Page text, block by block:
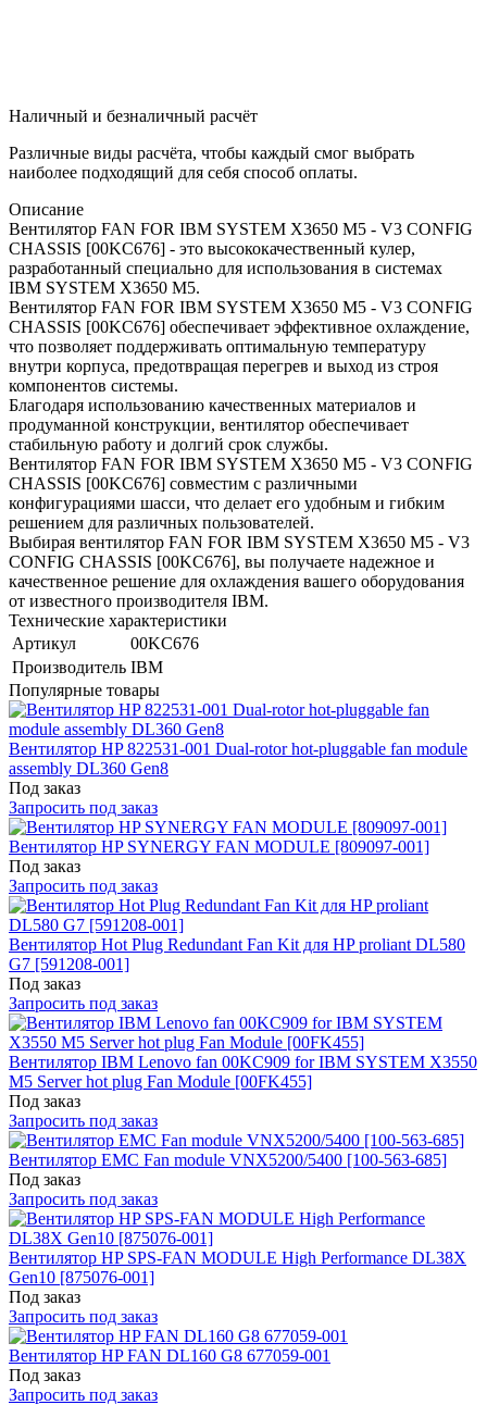
Наличный и безналичный расчёт
Различные виды расчёта, чтобы каждый смог выбрать
наиболее подходящий для себя способ оплаты.
Описание
Вентилятор FAN FOR IBM SYSTEM X3650 M5 - V3 CONFIG
CHASSIS [00KC676] - это высококачественный кулер,
разработанный специально для использования в системах
IBM SYSTEM X3650 M5.
Вентилятор FAN FOR IBM SYSTEM X3650 M5 - V3 CONFIG
CHASSIS [00KC676] обеспечивает эффективное охлаждение,
что позволяет поддерживать оптимальную температуру
внутри корпуса, предотвращая перегрев и выход из строя
компонентов системы.
Благодаря использованию качественных материалов и
продуманной конструкции, вентилятор обеспечивает
стабильную работу и долгий срок службы.
Вентилятор FAN FOR IBM SYSTEM X3650 M5 - V3 CONFIG
CHASSIS [00KC676] совместим с различными
конфигурациями шасси, что делает его удобным и гибким
решением для различных пользователей.
Выбирая вентилятор FAN FOR IBM SYSTEM X3650 M5 - V3
CONFIG CHASSIS [00KC676], вы получаете надежное и
качественное решение для охлаждения вашего оборудования
от известного производителя IBM.
Технические характеристики
Артикул
00KC676
Производитель IBM
Популярные товары
Вентилятор HP 822531-001 Dual-rotor hot-pluggable fan module
assembly DL360 Gen8
Под заказ
Запросить под заказ
Вентилятор HP SYNERGY FAN MODULE [809097-001]
Под заказ
Запросить под заказ
Вентилятор Hot Plug Redundant Fan Kit для HP proliant DL580
G7 [591208-001]
Под заказ
Запросить под заказ
Вентилятор IBM Lenovo fan 00KC909 for IBM SYSTEM X3550
M5 Server hot plug Fan Module [00FK455]
Под заказ
Запросить под заказ
Вентилятор EMC Fan module VNX5200/5400 [100-563-685]
Под заказ
Запросить под заказ
Вентилятор HP SPS-FAN MODULE High Performance DL38X
Gen10 [875076-001]
Под заказ
Запросить под заказ
Вентилятор HP FAN DL160 G8 677059-001
Под заказ
Запросить под заказ